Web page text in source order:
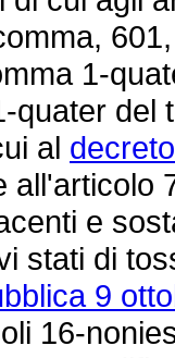
1-
quater del
al
all'articolo
e
stati di
9
16-